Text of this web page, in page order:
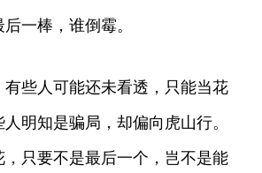
一棒，谁倒霉。
些人可能还未看透，只能当花
明知是骗局，却偏向虎山行。
，只要不是最后一个，岂不是能